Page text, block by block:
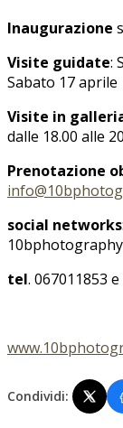
Inaugurazione
Visite guidate:
Sabato 17 aprile
Visite in
dalle 18.00 alle
Prenotazione
social networks
10bphotography
tel. 067011853
Condividi: